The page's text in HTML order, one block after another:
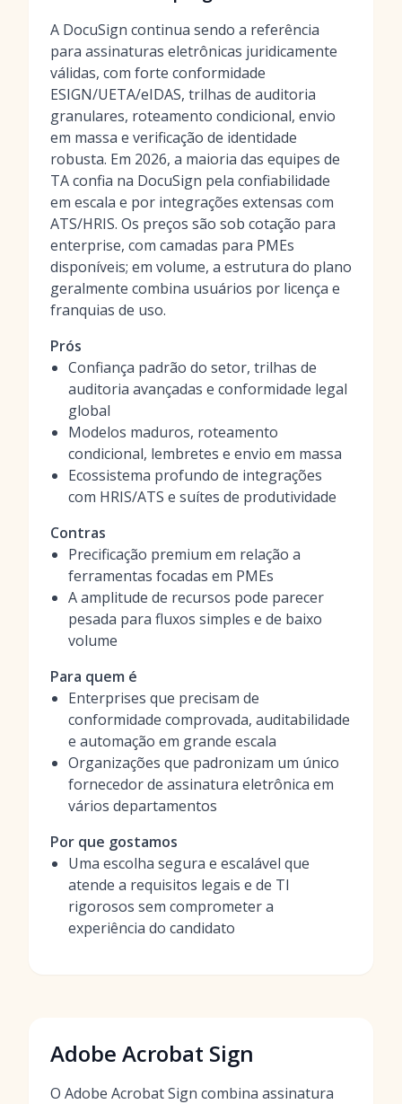
A DocuSign continua sendo a referência
para assinaturas eletrônicas juridicamente
válidas, com forte conformidade
ESIGN/UETA/eIDAS, trilhas de auditoria
granulares, roteamento condicional, envio
em massa e verificação de identidade
robusta. Em 2026, a maioria das equipes de
TA confia na DocuSign pela confiabilidade
em escala e por integrações extensas com
ATS/HRIS. Os preços são sob cotação para
enterprise, com camadas para PMEs
disponíveis; em volume, a estrutura do plano
geralmente combina usuários por licença e
franquias de uso.
Prós
Confiança padrão do setor, trilhas de
auditoria avançadas e conformidade legal
global
Modelos maduros, roteamento
condicional, lembretes e envio em massa
Ecossistema profundo de integrações
com HRIS/ATS e suítes de produtividade
Contras
Precificação premium em relação a
ferramentas focadas em PMEs
A amplitude de recursos pode parecer
pesada para fluxos simples e de baixo
volume
Para quem é
Enterprises que precisam de
conformidade comprovada, auditabilidade
e automação em grande escala
Organizações que padronizam um único
fornecedor de assinatura eletrônica em
vários departamentos
Por que gostamos
Uma escolha segura e escalável que
atende a requisitos legais e de TI
rigorosos sem comprometer a
experiência do candidato
Adobe Acrobat Sign
O Adobe Acrobat Sign combina assinatura